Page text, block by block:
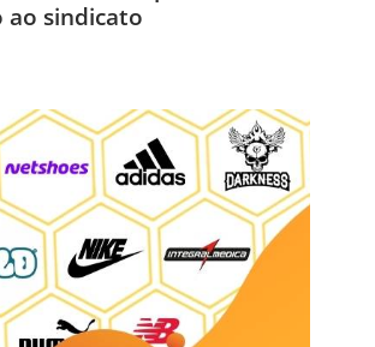
ao sindicato